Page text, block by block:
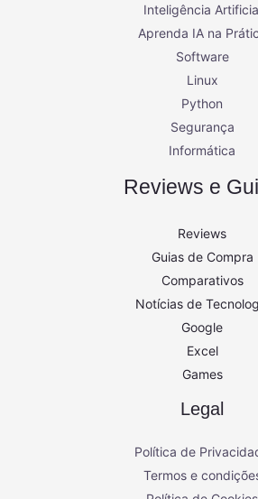
Inteligência
Aprenda IA na
Software
Linux
Python
Segurança
Informática
Reviews e
Reviews
Guias de Compra
Comparativos
Notícias de
Google
Excel
Games
Legal
Política de
Termos e